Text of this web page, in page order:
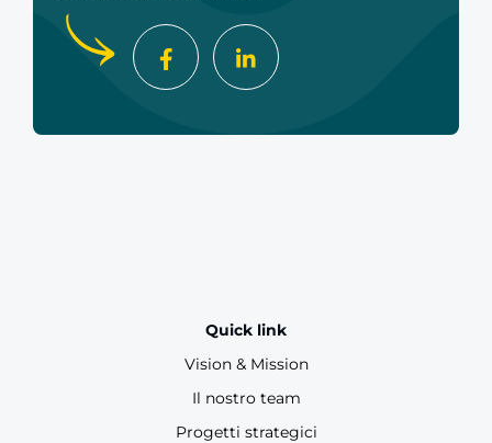
Quick link
Vision & Mission
Il nostro team
Progetti strategici